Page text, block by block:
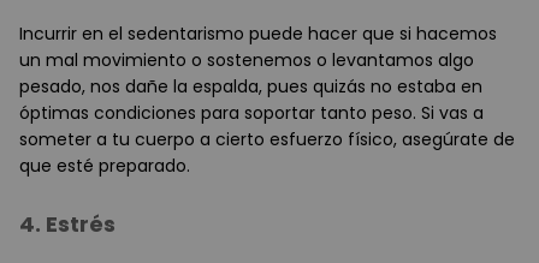
Incurrir en el sedentarismo puede hacer que si hacemos
un mal movimiento o sostenemos o levantamos algo
pesado, nos dañe la espalda, pues quizás no estaba en
óptimas condiciones para soportar tanto peso. Si vas a
someter a tu cuerpo a cierto esfuerzo físico, asegúrate de
que esté preparado.
4. Estrés